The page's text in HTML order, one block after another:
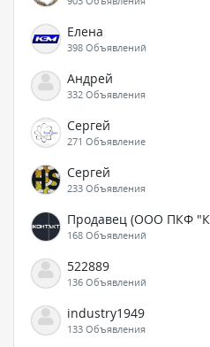
Елена
398 Объявлений
Андрей
332 Объявления
Сергей
271 Объявление
Сергей
233 Объявления
Продавец (ООО ПКФ
168 Объявлений
522889
136 Объявлений
industry1949
133 Объявления